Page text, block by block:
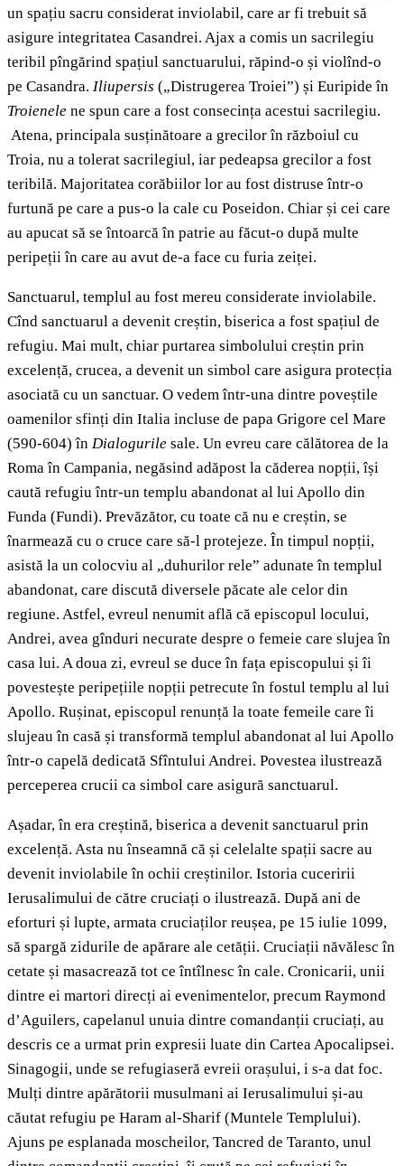
un spațiu sacru considerat inviolabil, care ar fi trebuit să
asigure integritatea Casandrei. Ajax a comis un sacrilegiu
teribil pîngărind spațiul sanctuarului, răpind-o și violînd-o
pe Casandra. Iliupersis („Distrugerea Troiei”) și Euripide în
Troienele ne spun care a fost consecința acestui sacrilegiu.
Atena, principala susținătoare a grecilor în războiul cu
Troia, nu a tolerat sacrilegiul, iar pedeapsa grecilor a fost
teribilă. Majoritatea corăbiilor lor au fost distruse într-o
furtună pe care a pus-o la cale cu Poseidon. Chiar și cei care
au apucat să se întoarcă în patrie au făcut-o după multe
peripeții în care au avut de-a face cu furia zeiței.
Sanctuarul, templul au fost mereu considerate inviolabile.
Cînd sanctuarul a devenit creștin, biserica a fost spațiul de
refugiu. Mai mult, chiar purtarea simbolului creștin prin
excelență, crucea, a devenit un simbol care asigura protecția
asociată cu un sanctuar. O vedem într-una dintre poveștile
oamenilor sfinți din Italia incluse de papa Grigore cel Mare
(590-604) în Dialogurile sale. Un evreu care călătorea de la
Roma în Campania, negăsind adăpost la căderea nopții, își
caută refugiu într-un templu abandonat al lui Apollo din
Funda (Fundi). Prevăzător, cu toate că nu e creștin, se
înarmează cu o cruce care să-l protejeze. În timpul nopții,
asistă la un colocviu al „duhurilor rele” adunate în templul
abandonat, care discută diversele păcate ale celor din
regiune. Astfel, evreul nenumit află că episcopul locului,
Andrei, avea gînduri necurate despre o femeie care slujea în
casa lui. A doua zi, evreul se duce în fața episcopului și îi
povestește peripețiile nopții petrecute în fostul templu al lui
Apollo. Rușinat, episcopul renunță la toate femeile care îi
slujeau în casă și transformă templul abandonat al lui Apollo
într-o capelă dedicată Sfîntului Andrei. Povestea ilustrează
perceperea crucii ca simbol care asigură sanctuarul.
Așadar, în era creștină, biserica a devenit sanctuarul prin
excelență. Asta nu înseamnă că și celelalte spații sacre au
devenit inviolabile în ochii creștinilor. Istoria cuceririi
Ierusalimului de către cruciați o ilustrează. După ani de
eforturi și lupte, armata cruciaților reușea, pe 15 iulie 1099,
să spargă zidurile de apărare ale cetății. Cruciații năvălesc în
cetate și masacrează tot ce întîlnesc în cale. Cronicarii, unii
dintre ei martori direcți ai evenimentelor, precum Raymond
d’Aguilers, capelanul unuia dintre comandanții cruciați, au
descris ce a urmat prin expresii luate din Cartea Apocalipsei.
Sinagogii, unde se refugiaseră evreii orașului, i s-a dat foc.
Mulți dintre apărătorii musulmani ai Ierusalimului și-au
căutat refugiu pe Haram al-Sharif (Muntele Templului).
Ajuns pe esplanada moscheilor, Tancred de Taranto, unul